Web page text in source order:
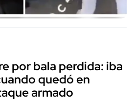
por bala perdida: iba
quedó en
armado